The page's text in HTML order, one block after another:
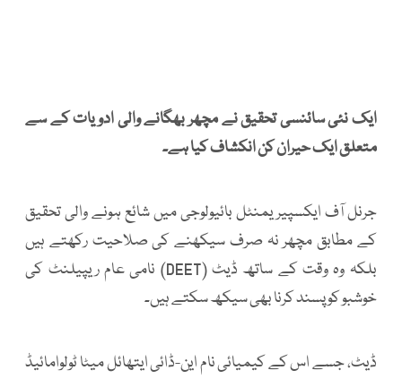
ایک نئی سائنسی تحقیق نے مچھر بھگانے والی ادویات کے سے
متعلق ایک حیران کن انکشاف کیا ہے۔
جرنل آف ایکسپیریمنٹل بائیولوجی میں شائع ہونے والی تحقیق
کے مطابق مچھر نہ صرف سیکھنے کی صلاحیت رکھتے ہیں
بلکہ وہ وقت کے ساتھ ڈیٹ (DEET) نامی عام ریپیلنٹ کی
خوشبو کو پسند کرنا بھی سیکھ سکتے ہیں۔
ڈیٹ، جسے اس کے کیمیائی نام این-ڈائی ایتھائل میٹا ٹولوامائیڈ